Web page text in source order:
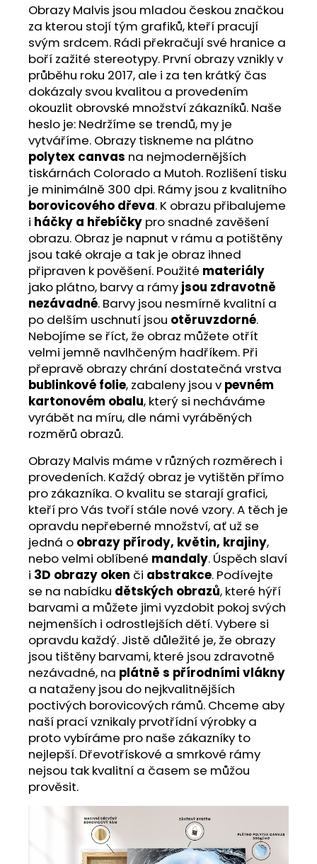
Obrazy Malvis jsou mladou českou značkou
za kterou stojí tým grafiků, kteří pracují
svým srdcem. Rádi překračují své hranice a
boří zažité stereotypy. První obrazy vznikly v
průběhu roku 2017, ale i za ten krátký čas
dokázaly svou kvalitou a provedením
okouzlit obrovské množství zákazníků. Naše
heslo je: Nedržíme se trendů, my je
vytváříme. Obrazy tiskneme na plátno
polytex canvas na nejmodernějších
tiskárnách Colorado a Mutoh. Rozlišení tisku
je minimálně 300 dpi. Rámy jsou z kvalitního
borovicového dřeva. K obrazu přibalujeme
i háčky a hřebíčky pro snadné zavěšení
obrazu. Obraz je napnut v rámu a potištěny
jsou také okraje a tak je obraz ihned
připraven k pověšení. Použité materiály
jako plátno, barvy a rámy jsou zdravotně
nezávadné. Barvy jsou nesmírně kvalitní a
po delším uschnutí jsou otěruvzdorné.
Nebojíme se říct, že obraz můžete otřít
velmi jemně navlhčeným hadříkem. Při
přepravě obrazy chrání dostatečná vrstva
bublinkové folie, zabaleny jsou v pevném
kartonovém obalu, který si necháváme
vyrábět na míru, dle námi vyráběných
rozměrů obrazů.
Obrazy Malvis máme v různých rozměrech i
provedeních. Každý obraz je vytištěn přímo
pro zákazníka. O kvalitu se starají grafici,
kteří pro Vás tvoří stále nové vzory. A těch je
opravdu nepřeberné množství, ať už se
jedná o obrazy přírody, květin, krajiny,
nebo velmi oblíbené mandaly. Úspěch slaví
i 3D obrazy oken či abstrakce. Podívejte
se na nabídku dětských obrazů, které hýří
barvami a můžete jimi vyzdobit pokoj svých
nejmenších i odrostlejších dětí. Vybere si
opravdu každý. Jistě důležité je, že obrazy
jsou tištěny barvami, které jsou zdravotně
nezávadné, na plátně s přírodními vlákny
a nataženy jsou do nejkvalitnějších
poctivých borovicových rámů. Chceme aby
naší prací vznikaly prvotřídní výrobky a
proto vybíráme pro naše zákazníky to
nejlepší. Dřevotřískové a smrkové rámy
nejsou tak kvalitní a časem se můžou
prověsit.